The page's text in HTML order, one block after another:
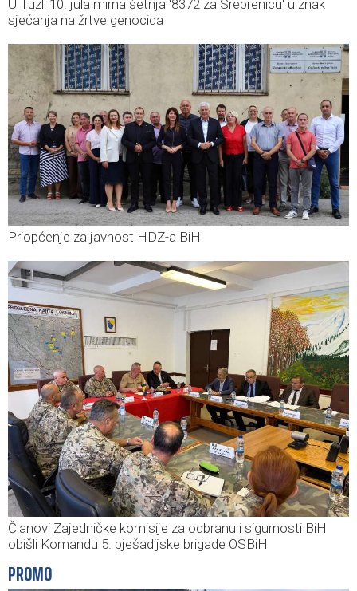
U Tuzli 10. jula mirna šetnja '8372 za Srebrenicu' u znak
sjećanja na žrtve genocida
Priopćenje za javnost HDZ-a BiH
Članovi Zajedničke komisije za odbranu i sigurnosti BiH
obišli Komandu 5. pješadijske brigade OSBiH
PROMO